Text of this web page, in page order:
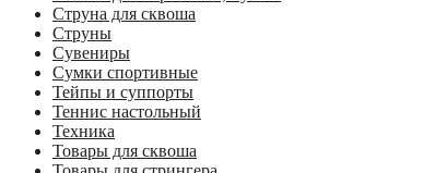
Струна для сквоша
Струны
Сувениры
Сумки спортивные
Тейпы и суппорты
Теннис настольный
Техника
Товары для сквоша